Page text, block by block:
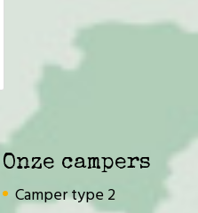
Onze campers
Camper type 2